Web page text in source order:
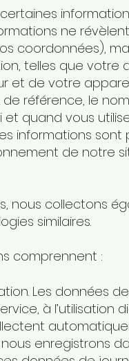
ne
coordonnées),
telles que votre
de votre
référence, le
quand vous
informations
de notre
nous collectons
similaires.
comprennent :
Les données
à l’utilisation
enregistrons